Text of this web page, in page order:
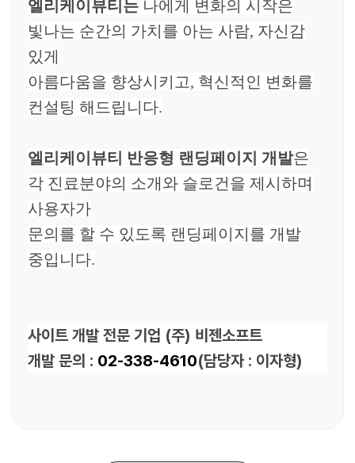
엘리케이뷰티는 나에게 변화의 시작은
빛나는 순간의 가치를 아는 사람, 자신감
있게
아름다움을 향상시키고, 혁신적인 변화를
컨설팅 해드립니다.
엘리케이뷰티 반응형 랜딩페이지 개발은
각 진료분야의 소개와 슬로건을 제시하며
사용자가
문의를 할 수 있도록 랜딩페이지를 개발
중입니다.
사이트 개발 전문 기업 (주) 비젠소프트
개발 문의 : 02-338-4610(담당자 : 이자형)